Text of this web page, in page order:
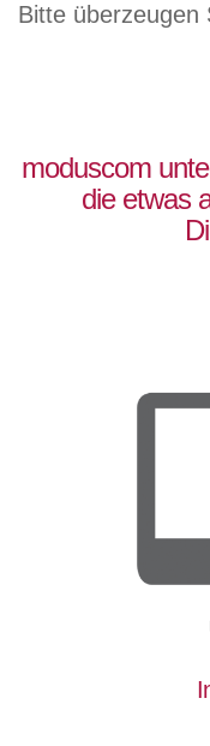
Bitte überzeugen
moduscom
die etwas